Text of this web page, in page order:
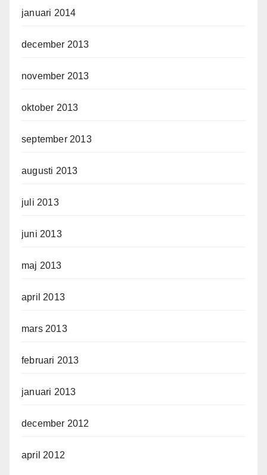
januari 2014
december 2013
november 2013
oktober 2013
september 2013
augusti 2013
juli 2013
juni 2013
maj 2013
april 2013
mars 2013
februari 2013
januari 2013
december 2012
april 2012